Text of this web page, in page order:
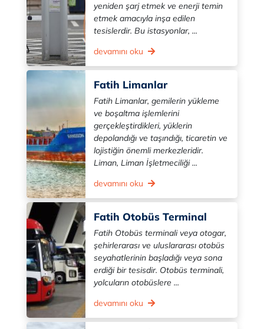
yeniden şarj etmek ve enerji temin
etmek amacıyla inşa edilen
tesislerdir. Bu istasyonlar, ...
devamını oku
Fatih Limanlar
Fatih Limanlar, gemilerin yükleme
ve boşaltma işlemlerini
gerçekleştirdikleri, yüklerin
depolandığı ve taşındığı, ticaretin ve
lojistiğin önemli merkezleridir.
Liman, Liman İşletmeciliği ...
devamını oku
Fatih Otobüs Terminal
Fatih Otobüs terminali veya otogar,
şehirlerarası ve uluslararası otobüs
seyahatlerinin başladığı veya sona
erdiği bir tesisdir. Otobüs terminali,
yolcuların otobüslere ...
devamını oku